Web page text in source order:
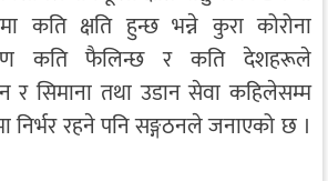
कति क्षति हुन्छ भन्ने कुरा कोरोना
कति फैलिन्छ र कति देशहरूले
सिमाना तथा उडान सेवा कहिलेसम्म
निर्भर रहने पनि सङ्गठनले जनाएको छ ।